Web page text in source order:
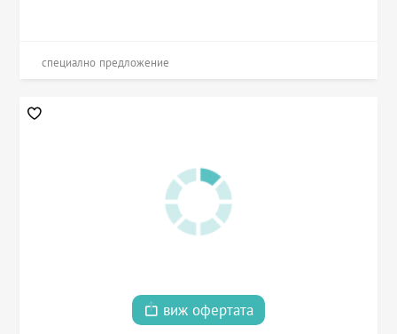
специално предложение
виж офертата